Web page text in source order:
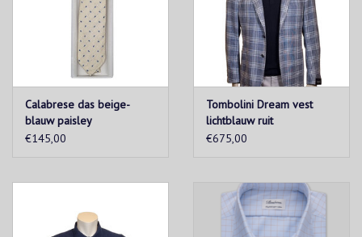
Calabrese das beige-
blauw paisley
€145,00
Tombolini Dream vest
lichtblauw ruit
€675,00